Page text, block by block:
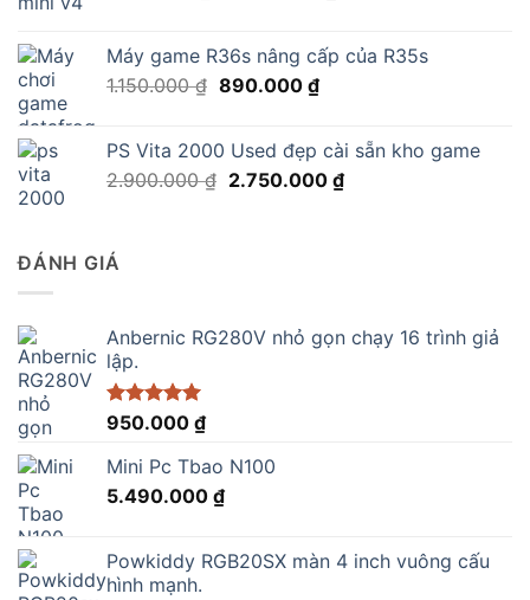
1.590.000 ₫.là:
Máy game R36s nâng cấp của R35s
1.150.000₫ Giá
1.150.000 ₫.
890.000 ₫Giá
là:
890.000 ₫.
PS Vita 2000 Used đẹp cài sẵn kho game
2.900.000₫ Giá
2.750.000 ₫Giá
ĐÁNH GIÁ
Anbernic RG280V nhỏ gọn chạy 16 trình giả
lập.
Được xếp
5 sao
950.000 ₫
Mini Pc Tbao N100
5.490.000 ₫
Powkiddy RGB20SX màn 4 inch vuông cấu
hình mạnh.